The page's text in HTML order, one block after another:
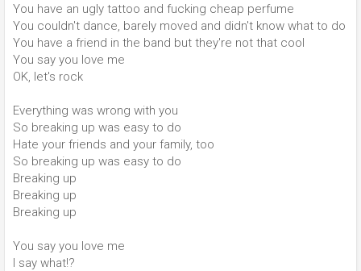
You have an ugly tattoo and fucking cheap perfume
You couldn't dance, barely moved and didn't know what to do
You have a friend in the band but they're not that cool
You say you love me
OK, let's rock
Everything was wrong with you
So breaking up was easy to do
Hate your friends and your family, too
So breaking up was easy to do
Breaking up
Breaking up
Breaking up
You say you love me
I say what!?